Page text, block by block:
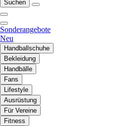
Suchen
Sonderangebote
Neu
Handballschuhe
Bekleidung
Handbälle
Fans
Lifestyle
Ausrüstung
Für Vereine
Fitness